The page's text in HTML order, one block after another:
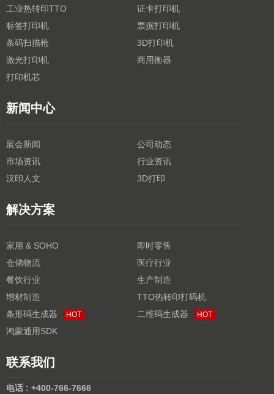
工业热转印TTO
证卡打印机
标签打印机
票据打印机
条码扫描枪
3D打印机
激光打印机
商用衡器
打印机芯
新闻中心
展会新闻
公司动态
市场资讯
行业资讯
汉印人文
3D打印
解决方案
家用 & SOHO
即时零售
仓储物流
医疗行业
餐饮行业
生产制造
增材制造
TTO热转印打码机
条形码生成器
HOT 二维码生成器 HOT
鸿蒙通用SDK
联系我们
电话 : +400-766-7666